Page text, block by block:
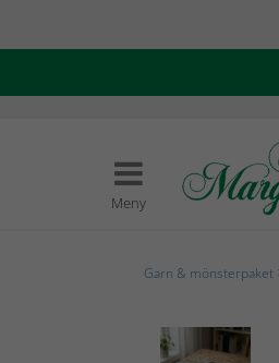
Meny
Garn & mönsterpaket